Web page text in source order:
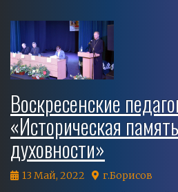
Воскресенские
«Историческая
духовности»
13 Май, 2022
г.Борисов